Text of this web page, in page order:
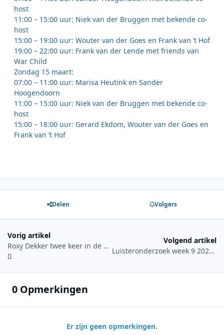
host
11:00 – 15:00 uur: Niek van der Bruggen met bekende co-
host
15:00 – 19:00 uur: Wouter van der Goes en Frank van ’t Hof
19:00 – 22:00 uur: Frank van der Lende met friends van
War Child
Zondag 15 maart:
07:00 – 11:00 uur: Marisa Heutink en Sander
Hoogendoorn
11:00 – 15:00 uur: Niek van der Bruggen met bekende co-
host
15:00 – 18:00 uur: Gerard Ekdom, Wouter van der Goes en
Frank van ’t Hof
Delen Volgers
Vorig artikel
Roxy Dekker twee keer in de prijzen bij 3FM Awards 2026
Volgend artikel
Luisteronderzoek week 9 2026: NPO Radio 2 blijft marktleider, NPO Radio 5 stijgt naar derde plaats
0 Opmerkingen
Er zijn geen opmerkingen.